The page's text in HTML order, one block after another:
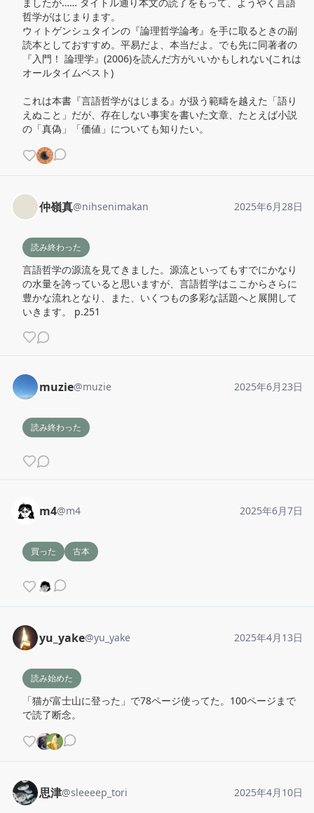
哲学がはじまります。
ウィトゲンシュタインの『論理哲学論考』を手に取るときの副
読本としておすすめ。平易だよ、本当だよ。でも先に同著者の
『入門！ 論理学』(2006)を読んだ方がいいかもしれない(これは
オールタイムベスト)
これは本書『言語哲学がはじまる』が扱う範疇を越えた「語り
えぬこと」だが、存在しない事実を書いた文章、たとえば小説
の「真偽」「価値」についても知りたい。
仲嶺真@nihsenimakan 2025年6月28日
読み終わった
言語哲学の源流を見てきました。源流といってもすでにかなり
の水量を誇っていると思いますが、言語哲学はここからさらに
豊かな流れとなり、また、いくつもの多彩な話題へと展開して
いきます。 p.251
muzie@muzie 2025年6月23日
読み終わった
m4@m4 2025年6月7日
買った 古本
yu_yake@yu_yake 2025年4月13日
読み始めた
「猫が富士山に登った」で78ページ使ってた。100ページまで
で読了断念。
思津@sleeeep_tori 2025年4月10日